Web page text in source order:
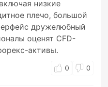
низкие
плечо, большой
дружелюбный
оценят CFD-
активы.
0 0